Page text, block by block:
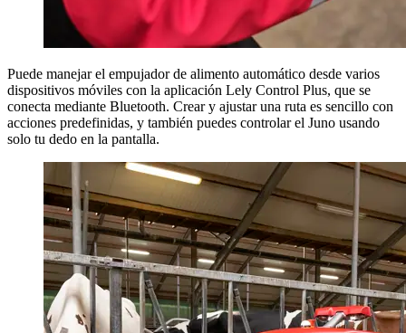
Puede manejar el empujador de alimento automático desde varios
dispositivos móviles con la aplicación Lely Control Plus, que se
conecta mediante Bluetooth. Crear y ajustar una ruta es sencillo con
acciones predefinidas, y también puedes controlar el Juno usando
solo tu dedo en la pantalla.